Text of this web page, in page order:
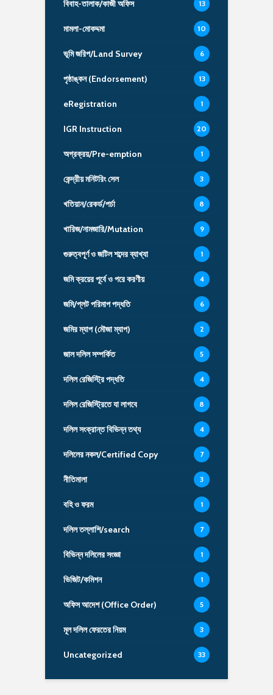
বিবাহ-তালাক/কাজী অফিস 13
মামলা-মোকদ্দমা 10
ভূমি জরিপ/Land Survey 6
পৃষ্ঠাঙ্কন (Endorsement) 13
eRegistration 1
IGR Instruction 20
অগ্রক্রয়/Pre-emption 1
কেন্দ্রীয় মনিটরিং সেল 3
খতিয়ান/রেকর্ড/পর্চা 8
খারিজ/নামজারি/Mutation 9
গুরুত্বপূর্ণ ও জটিল শব্দের ব্যাখ্যা 1
জমি ক্রয়ের পূর্বে ও পরে করণীয় 4
জমি/প্লট পরিমাপ পদ্ধতি 6
জমির ম্যাপ (মৌজা ম্যাপ) 2
জাল দলিল সম্পর্কিত 5
দলিল রেজিস্ট্রি পদ্ধতি 4
দলিল রেজিস্ট্রিতে যা লাগবে 8
দলিল সংক্রান্ত বিভিন্ন তথ্য 4
দলিলের নকল/Certified Copy 7
নীতিমালা 3
বহি ও ফরম 1
দলিল তল্লাশি/search 7
বিভিন্ন দলিলের সংজ্ঞা 1
ভিজিট/কমিশন 1
অফিস আদেশ (Office Order) 5
মূল দলিল ফেরতের নিয়ম 3
Uncategorized 33